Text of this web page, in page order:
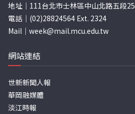
地址｜111台北市士林區中山北路五段
電話｜(02)28824564 Ext. 2324
Mail｜ week@mail.mcu.edu.tw
網站連結
世新新聞人報
華岡融媒體
淡江時報